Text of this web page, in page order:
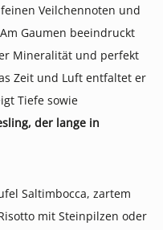
Veilchennoten und
Gaumen beeindruckt
Mineralität und perfekt
Zeit und Luft entfaltet er
Tiefe sowie
der lange in
Saltimbocca, zartem
mit Steinpilzen oder